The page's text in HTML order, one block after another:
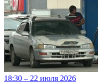
18:30 – 22 июля 2026